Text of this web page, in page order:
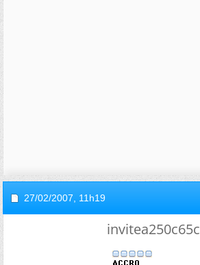
27/02/2007, 11h19
invitea250c65c